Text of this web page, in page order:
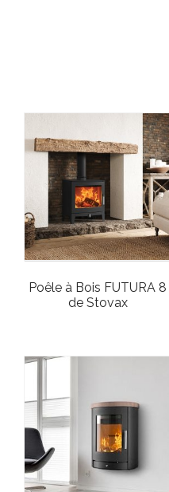
Poêle à Bois FUTURA 8
de Stovax